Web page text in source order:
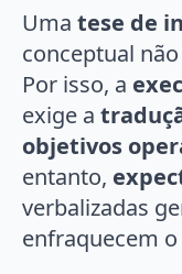
Uma tese de
conceptual
Por isso, a
exige a
objetivos
entanto,
verbalizadas
enfraquecem o